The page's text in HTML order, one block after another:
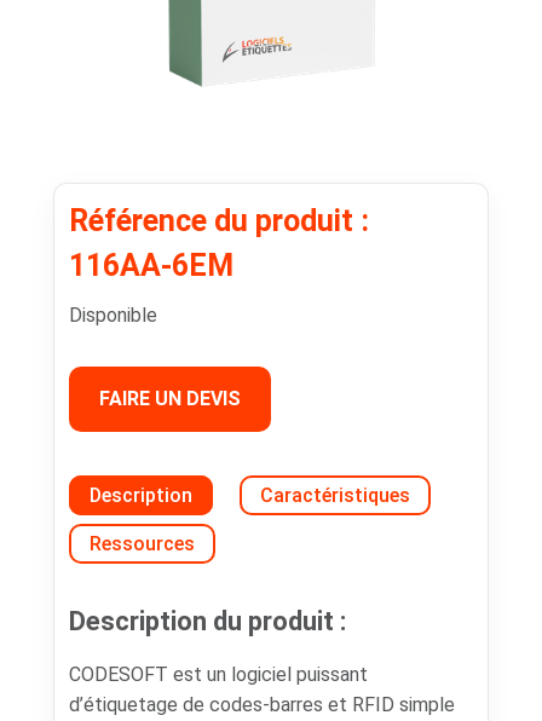
Référence du produit :
116AA-6EM
Disponible
FAIRE UN DEVIS
Description Caractéristiques
Ressources
Description du produit :
CODESOFT est un logiciel puissant
d’étiquetage de codes-barres et RFID simple